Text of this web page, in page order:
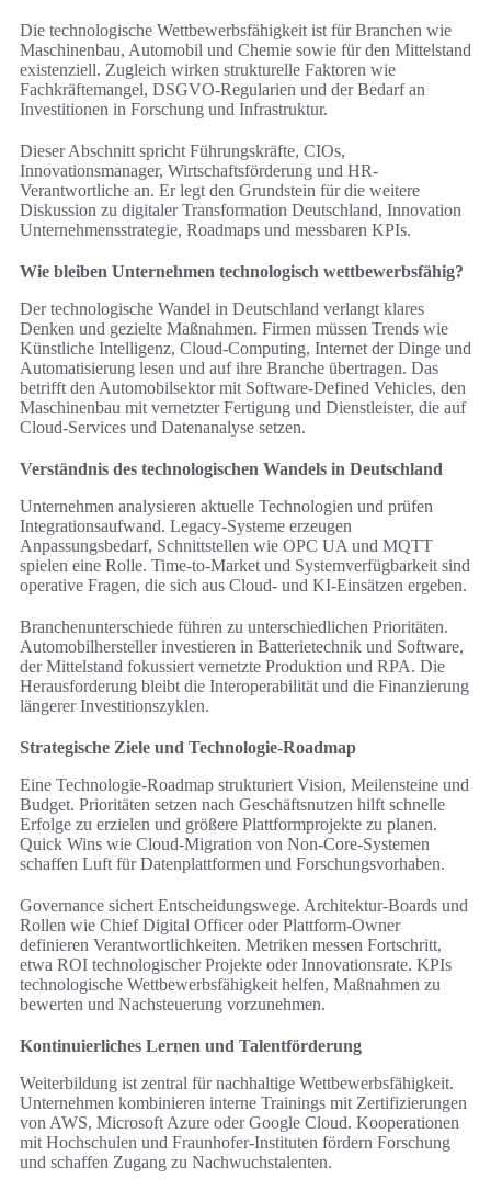
Die technologische Wettbewerbsfähigkeit ist für Branchen wie
Maschinenbau, Automobil und Chemie sowie für den Mittelstand
existenziell. Zugleich wirken strukturelle Faktoren wie
Fachkräftemangel, DSGVO-Regularien und der Bedarf an
Investitionen in Forschung und Infrastruktur.
Dieser Abschnitt spricht Führungskräfte, CIOs,
Innovationsmanager, Wirtschaftsförderung und HR-
Verantwortliche an. Er legt den Grundstein für die weitere
Diskussion zu digitaler Transformation Deutschland, Innovation
Unternehmensstrategie, Roadmaps und messbaren KPIs.
Wie bleiben Unternehmen technologisch wettbewerbsfähig?
Der technologische Wandel in Deutschland verlangt klares
Denken und gezielte Maßnahmen. Firmen müssen Trends wie
Künstliche Intelligenz, Cloud-Computing, Internet der Dinge und
Automatisierung lesen und auf ihre Branche übertragen. Das
betrifft den Automobilsektor mit Software-Defined Vehicles, den
Maschinenbau mit vernetzter Fertigung und Dienstleister, die auf
Cloud-Services und Datenanalyse setzen.
Verständnis des technologischen Wandels in Deutschland
Unternehmen analysieren aktuelle Technologien und prüfen
Integrationsaufwand. Legacy-Systeme erzeugen
Anpassungsbedarf, Schnittstellen wie OPC UA und MQTT
spielen eine Rolle. Time-to-Market und Systemverfügbarkeit sind
operative Fragen, die sich aus Cloud- und KI-Einsätzen ergeben.
Branchenunterschiede führen zu unterschiedlichen Prioritäten.
Automobilhersteller investieren in Batterietechnik und Software,
der Mittelstand fokussiert vernetzte Produktion und RPA. Die
Herausforderung bleibt die Interoperabilität und die Finanzierung
längerer Investitionszyklen.
Strategische Ziele und Technologie-Roadmap
Eine Technologie-Roadmap strukturiert Vision, Meilensteine und
Budget. Prioritäten setzen nach Geschäftsnutzen hilft schnelle
Erfolge zu erzielen und größere Plattformprojekte zu planen.
Quick Wins wie Cloud-Migration von Non-Core-Systemen
schaffen Luft für Datenplattformen und Forschungsvorhaben.
Governance sichert Entscheidungswege. Architektur-Boards und
Rollen wie Chief Digital Officer oder Plattform-Owner
definieren Verantwortlichkeiten. Metriken messen Fortschritt,
etwa ROI technologischer Projekte oder Innovationsrate. KPIs
technologische Wettbewerbsfähigkeit helfen, Maßnahmen zu
bewerten und Nachsteuerung vorzunehmen.
Kontinuierliches Lernen und Talentförderung
Weiterbildung ist zentral für nachhaltige Wettbewerbsfähigkeit.
Unternehmen kombinieren interne Trainings mit Zertifizierungen
von AWS, Microsoft Azure oder Google Cloud. Kooperationen
mit Hochschulen und Fraunhofer-Instituten fördern Forschung
und schaffen Zugang zu Nachwuchstalenten.